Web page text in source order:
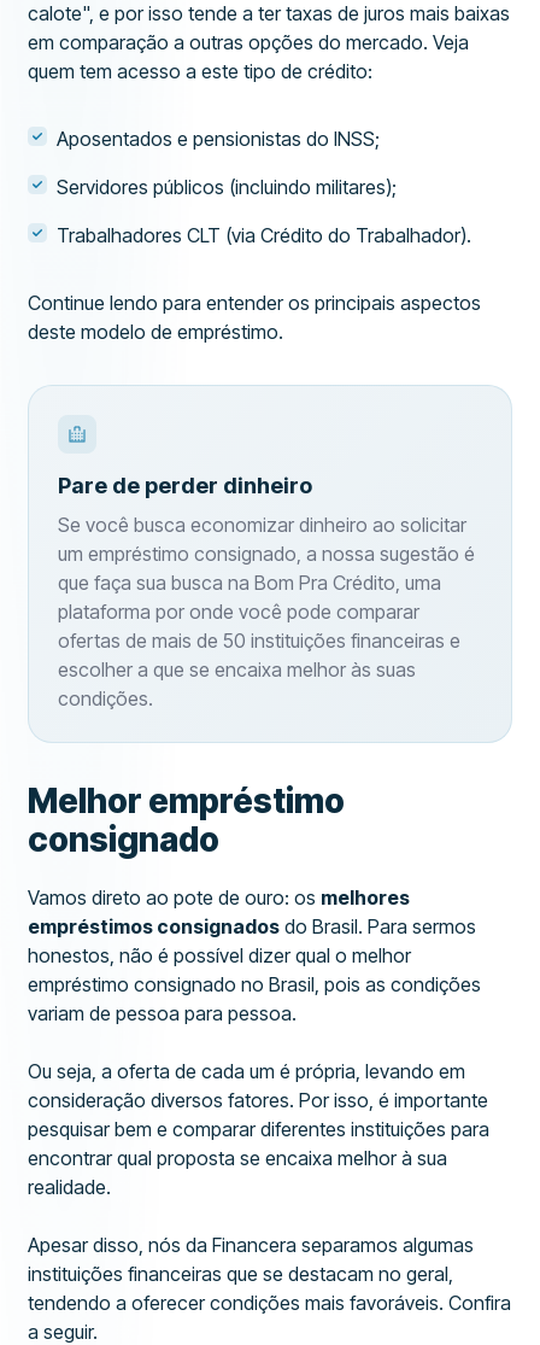
calote", e por isso tende a ter taxas de juros mais baixas
em comparação a outras opções do mercado. Veja
quem tem acesso a este tipo de crédito:
Aposentados e pensionistas do INSS;
Servidores públicos (incluindo militares);
Trabalhadores CLT (via Crédito do Trabalhador).
Continue lendo para entender os principais aspectos
deste modelo de empréstimo.
Pare de perder dinheiro
Se você busca economizar dinheiro ao solicitar
um empréstimo consignado, a nossa sugestão é
que faça sua busca na Bom Pra Crédito, uma
plataforma por onde você pode comparar
ofertas de mais de 50 instituições financeiras e
escolher a que se encaixa melhor às suas
condições.
Melhor empréstimo
consignado
Vamos direto ao pote de ouro: os melhores
empréstimos consignados do Brasil. Para sermos
honestos, não é possível dizer qual o melhor
empréstimo consignado no Brasil, pois as condições
variam de pessoa para pessoa.
Ou seja, a oferta de cada um é própria, levando em
consideração diversos fatores. Por isso, é importante
pesquisar bem e comparar diferentes instituições para
encontrar qual proposta se encaixa melhor à sua
realidade.
Apesar disso, nós da Financera separamos algumas
instituições financeiras que se destacam no geral,
tendendo a oferecer condições mais favoráveis. Confira
a seguir.